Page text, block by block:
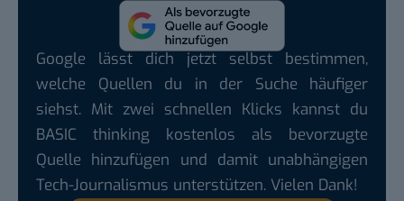
Google lässt dich jetzt selbst bestimmen,
welche Quellen du in der Suche häufiger
siehst. Mit zwei schnellen Klicks kannst du
BASIC thinking kostenlos als bevorzugte
Quelle hinzufügen und damit unabhängigen
Tech-Journalismus unterstützen. Vielen Dank!